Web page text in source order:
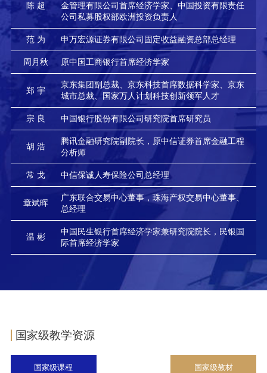
陈 超
金管理有限公司首席经济学家、中国投资有限责任
公司私募股权部欧洲投资负责人
范 为 申万宏源证券有限公司固定收益融资总部总经理
周月秋 原中国工商银行首席经济学家
郑 宇
京东集团副总裁、京东科技首席数据科学家、京东
城市总裁、国家万人计划科技创新领军人才
宗 良 中国银行股份有限公司研究院首席研究员
胡 浩
腾讯金融研究院副院长，原中信证券首席金融工程
分析师
常 戈 中信保诚人寿保险公司总经理
章斌晖
广东联合交易中心董事，珠海产权交易中心董事、
总经理
温 彬
中国民生银行首席经济学家兼研究院院长，民银国
际首席经济学家
国家级教学资源
国家级课程 国家级教材